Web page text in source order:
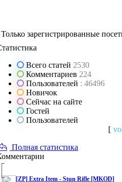
Только зарегистрированные
Всего статей 2530
Комментариев 224
Пользователей : 46496
Новичок
Сейчас на сайте
Гостей
Пользователей
[
Полная статистика
[ZP] Extra Item - Stun Rifle [MKOD]